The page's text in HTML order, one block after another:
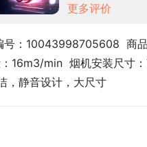
（上门安装）
更多评价
号：10043998705608  商
16m3/min  烟机安装尺寸
，静音设计，大尺寸